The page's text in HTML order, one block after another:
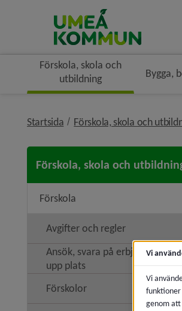
Förskola, skola och
utbildning
Bygga,
Startsida Förskola, skola och
Förskola, skola och
Förskola
Avgifter och regler
Ansök, svara på erbjudande
upp plats
Förskolor
Vi
Vi
funktioner
genom att